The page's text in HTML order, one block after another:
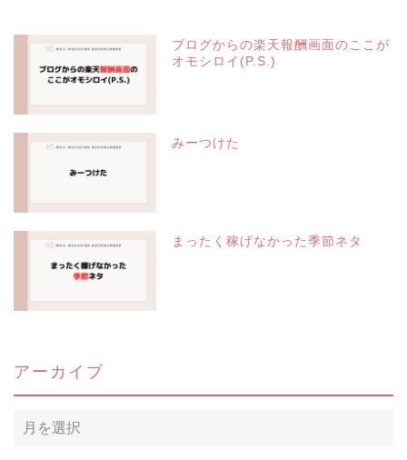
ブログからの楽天報酬画面のここが
オモシロイ(P.S.)
みーつけた
まったく稼げなかった季節ネタ
アーカイブ
ア
ー